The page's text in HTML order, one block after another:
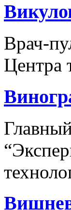
Врач-
Центра